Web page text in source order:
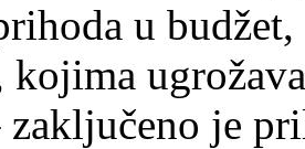
u
kojima
zaključeno je